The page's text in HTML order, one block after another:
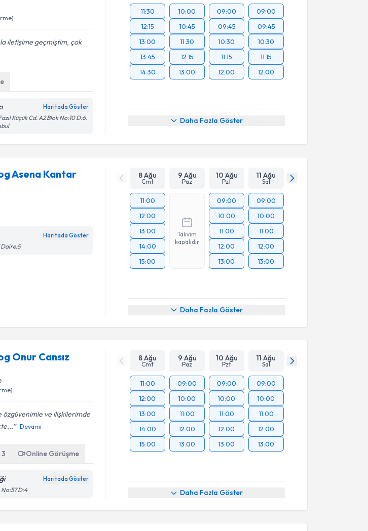
iletişime geçmiştim, çok
Haritada Göster
Küçük Cd. A2 Blok No:10 D:6.
11:30
12:15
13:00
13:45
14:30
10:00
10:45
11:30
12:15
13:00
09:00
09:45
10:30
11:15
12:00
09:00
09:45
10:30
11:15
12:00
Daha Fazla Göster
Asena Kantar
Haritada Göster
Daire:5
8 Ağu
Cmt
9 Ağu
Paz
10 Ağu
Pzt
11 Ağu
Sal
11:00
12:00
13:00
14:00
15:00
Takvim
kapalıdır
09:00
10:00
11:00
12:00
13:00
09:00
10:00
11:00
12:00
13:00
Daha Fazla Göster
Onur Cansız
özgüvenimle ve ilişkilerimde
Devamı
3 Online Görüşme
Haritada Göster
D:4
8 Ağu
Cmt
9 Ağu
Paz
10 Ağu
Pzt
11 Ağu
Sal
11:00
12:00
13:00
14:00
15:00
09:00
10:00
11:00
12:00
13:00
09:00
10:00
11:00
12:00
13:00
09:00
10:00
11:00
12:00
13:00
Daha Fazla Göster